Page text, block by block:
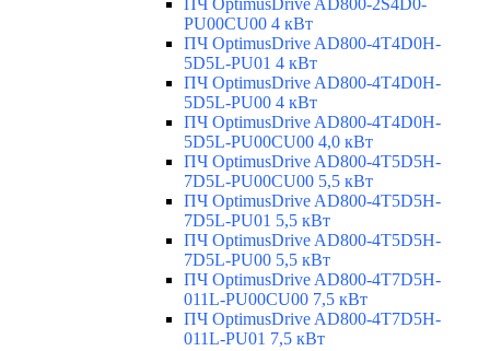
ПЧ OptimusDrive AD800-2S4D0-
PU00CU00 4 кВт
ПЧ OptimusDrive AD800-4T4D0H-
5D5L-PU01 4 кВт
ПЧ OptimusDrive AD800-4T4D0H-
5D5L-PU00 4 кВт
ПЧ OptimusDrive AD800-4T4D0H-
5D5L-PU00CU00 4,0 кВт
ПЧ OptimusDrive AD800-4T5D5H-
7D5L-PU00CU00 5,5 кВт
ПЧ OptimusDrive AD800-4T5D5H-
7D5L-PU01 5,5 кВт
ПЧ OptimusDrive AD800-4T5D5H-
7D5L-PU00 5,5 кВт
ПЧ OptimusDrive AD800-4T7D5H-
011L-PU00CU00 7,5 кВт
ПЧ OptimusDrive AD800-4T7D5H-
011L-PU01 7,5 кВт